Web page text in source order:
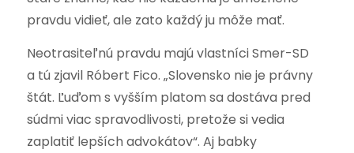
pravdu vidieť, ale zato každý ju môže mať.
Neotrasiteľnú pravdu majú vlastníci Smer-SD
a tú zjavil Róbert Fico. „Slovensko nie je právny
štát. Ľuďom s vyšším platom sa dostáva pred
súdmi viac spravodlivosti, pretože si vedia
zaplatiť lepších advokátov“. Aj babky